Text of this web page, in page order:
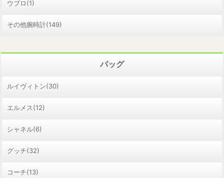
ウブロ(1)
その他腕時計(149)
バッグ
ルイヴィトン(30)
エルメス(12)
シャネル(6)
グッチ(32)
コーチ(13)